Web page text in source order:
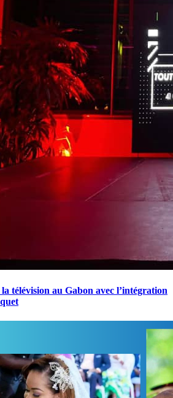
télévision au Gabon avec l’intégration